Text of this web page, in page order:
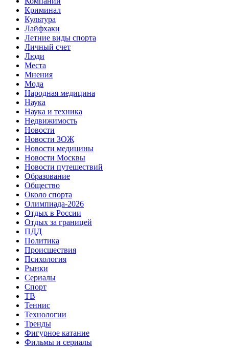
Криминал
Культура
Лайфхаки
Летние виды спорта
Личный счет
Люди
Места
Мнения
Мода
Народная медицина
Наука
Наука и техника
Недвижимость
Новости
Новости ЗОЖ
Новости медицины
Новости Москвы
Новости путешествий
Образование
Общество
Около спорта
Олимпиада-2026
Отдых в России
Отдых за границей
ПДД
Политика
Происшествия
Психология
Рынки
Сериалы
Спорт
ТВ
Теннис
Технологии
Тренды
Фигурное катание
Фильмы и сериалы